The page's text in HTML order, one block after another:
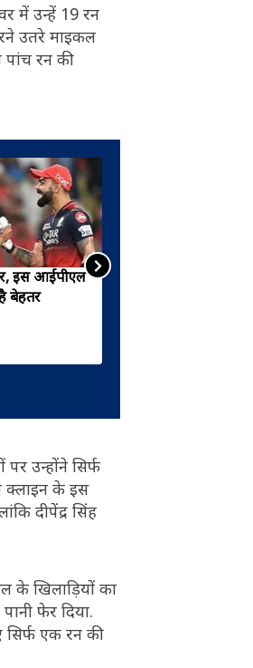
में उन्हें 19 रन
उतरे माइकल
रन की
इस आईपीएल
बेहतर
उन्होंने सिर्फ
क्लाइन के इस
दीपेंद्र सिंह
के खिलाड़ियों का
फेर दिया.
एक रन की